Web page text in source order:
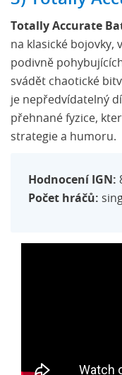
Totally Accurate
na klasické bojovky,
podivně
svádět chaotické
je nepředvídatelný
přehnané fyzice,
strategie a humoru.
Hodnocení IGN:
Počet hráčů: